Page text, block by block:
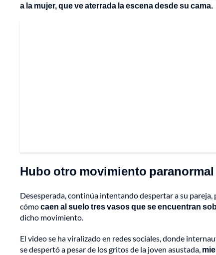
a la mujer, que ve aterrada la escena desde su cama.
Hubo otro movimiento paranormal
Desesperada, continúa intentando despertar a su
cómocaen al suelo tres vasos que se encuentran
dicho movimiento.
El video se ha viralizado en redes sociales, donde
se despertó a pesar de los gritos de la joven asustada,